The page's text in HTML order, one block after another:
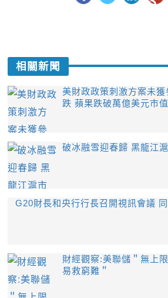
相關新聞
美財政政策刺激方案未
跌 蘋果跌破萬億美元市
破冰融雪迎春歸 黑龍江
G20財長和央行行長召開視訊會議
財經觀察:美聯儲＂無上
易救窮難＂